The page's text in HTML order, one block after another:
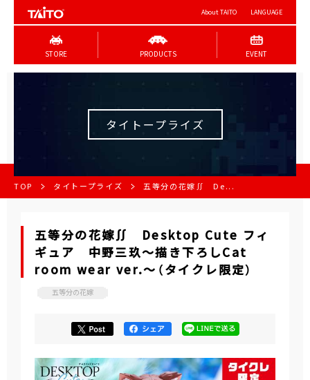
About TAITO LANGUAGE
STORE PRODUCTS EVENT
タイトープライズ
TOP タイトープライズ 五等分の花嫁∬ De...
五等分の花嫁∬ Desktop Cute フィ
ギュア 中野三玖～描き下ろしCat
room wear ver.～（タイクレ限定）
五等分の花嫁